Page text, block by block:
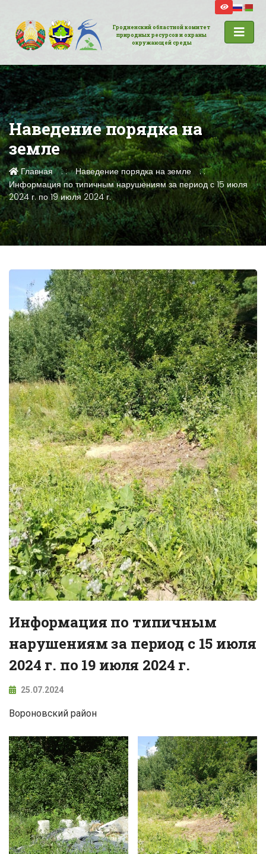
Гродненский областной комитет
природных ресурсов и охраны
окружающей среды
Наведение порядка на
земле
Главная
Наведение порядка на земле
Информация по типичным нарушениям за период с 15 июля
2024 г. по 19 июля 2024 г.
Информация по типичным
нарушениям за период с 15 июля
2024 г. по 19 июля 2024 г.
25.07.2024
Вороновский район